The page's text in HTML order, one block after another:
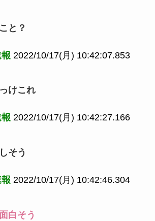
と？
2022/10/17(月) 10:42:07.853
けこれ
2022/10/17(月) 10:42:27.166
そう
2022/10/17(月) 10:42:46.304
白そう